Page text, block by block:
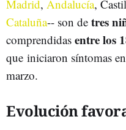
Madrid, Andalucía,
Cataluña-- son de tres
comprendidas entre los
que iniciaron síntomas
marzo.
Evolución